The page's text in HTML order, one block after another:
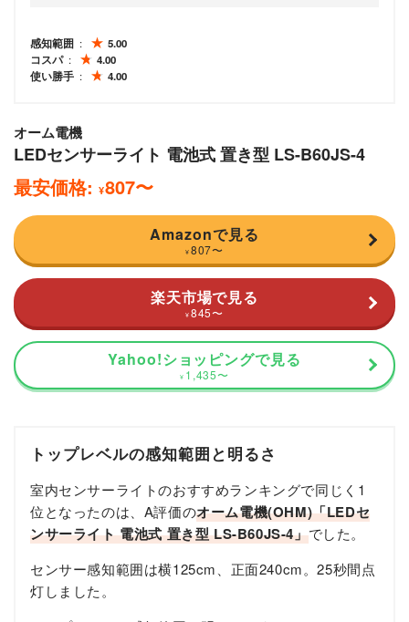
感知範囲
5.00
コスパ
4.00
使い勝手
4.00
オーム電機
LEDセンサーライト 電池式 置き型 LS-B60JS-4
最安価格: ¥807〜
Amazonで見る
¥ 807〜
楽天市場で見る
¥ 845〜
Yahoo!ショッピングで見る
¥ 1,435〜
トップレベルの感知範囲と明るさ
室内センサーライトのおすすめランキングで同じく1
位となったのは、A評価のオーム電機(OHM)「LEDセ
ンサーライト 電池式 置き型 LS-B60JS-4」でした。
センサー感知範囲は横125cm、正面240cm。25秒間点
灯しました。